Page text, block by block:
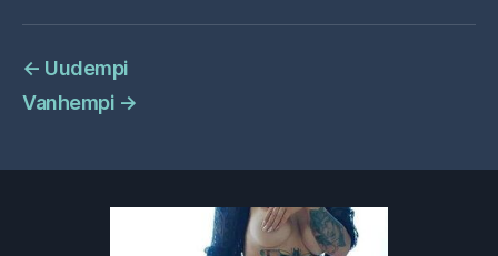
← Uudempi
Vanhempi →